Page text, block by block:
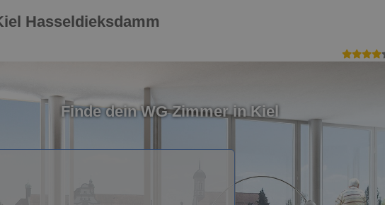
Hasseldieksdamm
Finde dein WG Zimmer in Kiel